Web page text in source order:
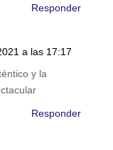
Responder
a las 17:17
y la
Responder